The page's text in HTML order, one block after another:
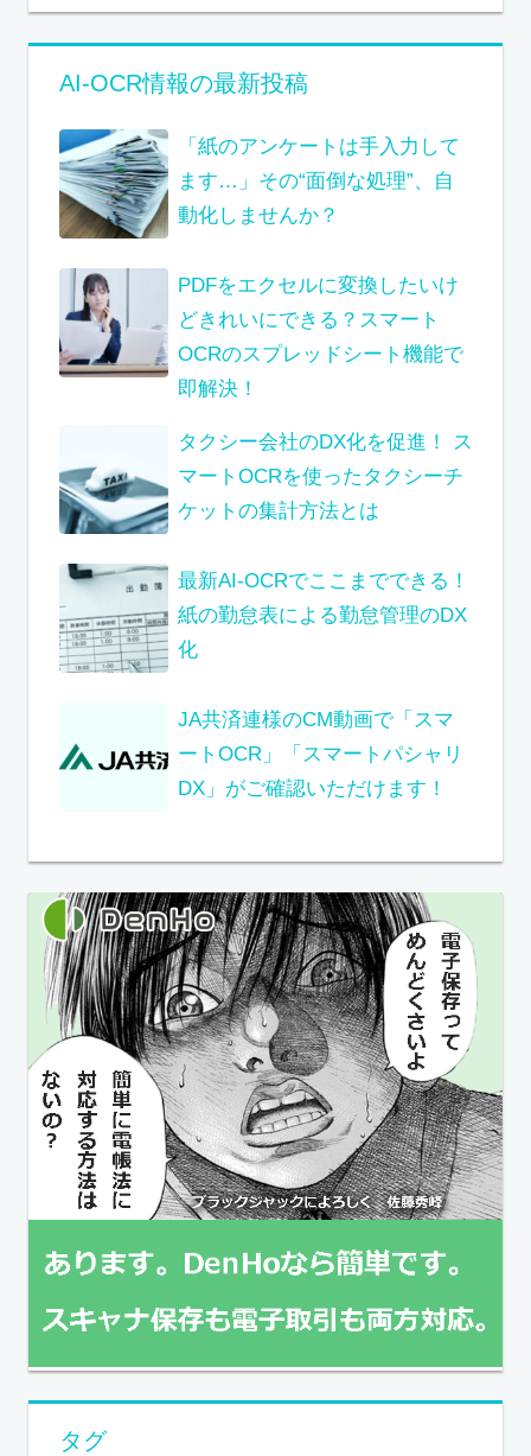
AI-OCR情報の最新投稿
「紙のアンケートは手入力して
ます…」その“面倒な処理”、自
動化しませんか？
PDFをエクセルに変換したいけ
どきれいにできる？スマート
OCRのスプレッドシート機能で
即解決！
タクシー会社のDX化を促進！ ス
マートOCRを使ったタクシーチ
ケットの集計方法とは
最新AI-OCRでここまでできる！
紙の勤怠表による勤怠管理のDX
化
JA共済連様のCM動画で「スマ
ートOCR」「スマートパシャリ
DX」がご確認いただけます！
タグ